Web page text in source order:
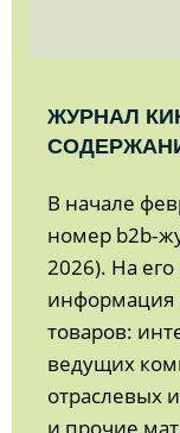
ЖУРНАЛ
В начале
номер
2026). На его
информация
товаров:
ведущих
отраслевых
и прочие